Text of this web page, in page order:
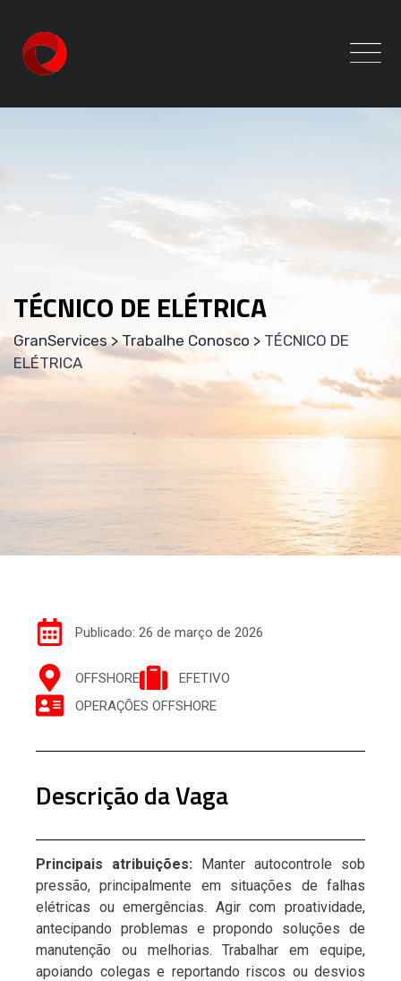
TÉCNICO DE ELÉTRICA
GranServices>Trabalhe Conosco > TÉCNICO DE
ELÉTRICA
Publicado: 26 de março de 2026
OFFSHORE
EFETIVO
OPERAÇÕES OFFSHORE
Descrição da Vaga
Principais atribuições: Manter autocontrole sob
pressão, principalmente em situações de falhas
elétricas ou emergências. Agir com proatividade,
antecipando problemas e propondo soluções de
manutenção ou melhorias. Trabalhar em equipe,
apoiando colegas e reportando riscos ou desvios